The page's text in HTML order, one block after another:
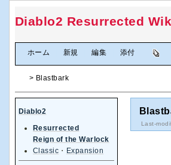
Diablo2 Resurrected
ホーム 新規 編集 添付
> Blastbark
Last-
Diablo2
Resurrected
Reign of the Warlock
Classic ・ Expansion